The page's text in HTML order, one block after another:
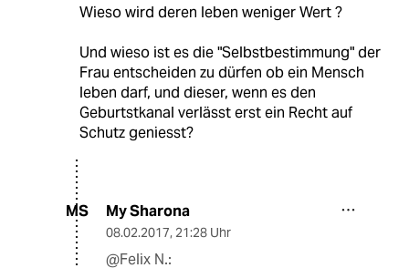
Wieso wird deren leben weniger Wert ?
Und wieso ist es die "Selbstbestimmung" der
Frau entscheiden zu dürfen ob ein Mensch
leben darf, und dieser, wenn es den
Geburtstkanal verlässt erst ein Recht auf
Schutz geniesst?
MS My Sharona
08.02.2017, 21:28 Uhr
@Felix N.: